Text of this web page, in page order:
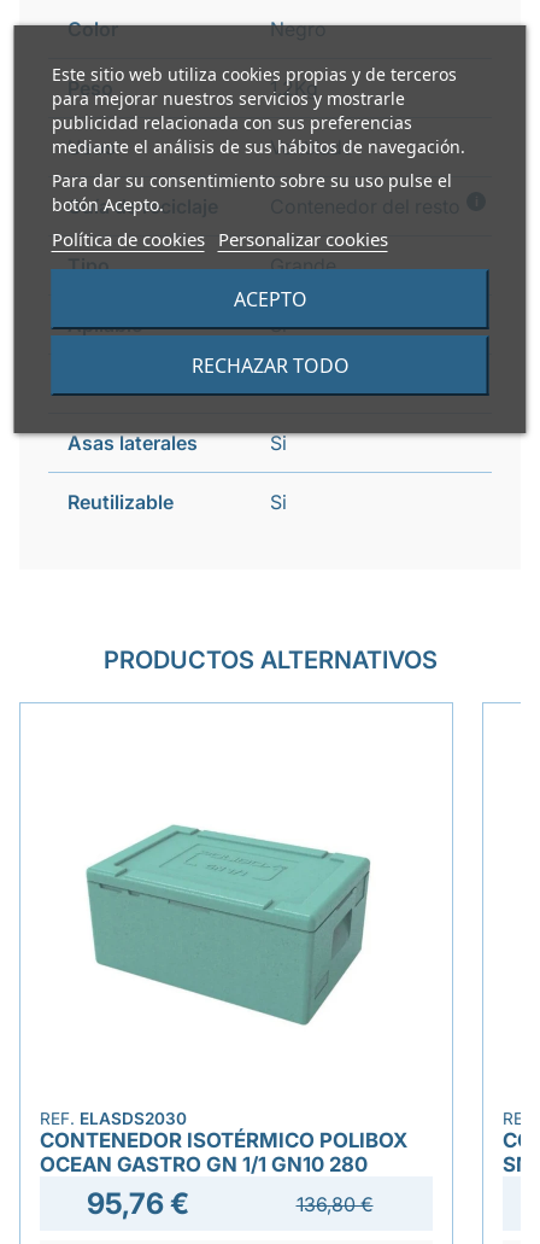
Este sitio web utiliza cookies propias y de terceros
para mejorar nuestros servicios y mostrarle
publicidad relacionada con sus preferencias
mediante el análisis de sus hábitos de navegación.
Para dar su consentimiento sobre su uso pulse el
botón Acepto.
Política de cookies Personalizar cookies
RECHAZAR TODO
ACEPTO
Color Negro
Peso 1,2Kg
Usos Ventilado
Guía de reciclaje
Tipo Grande
Apilable Si
Asas laterales Si
Reutilizable Si
PRODUCTOS ALTERNATIVOS
REF. ELASDS2030
CONTENEDOR ISOTÉRMICO POLIBOX
OCEAN GASTRO GN 1/1 GN10 280
95,76 € 136,80 €